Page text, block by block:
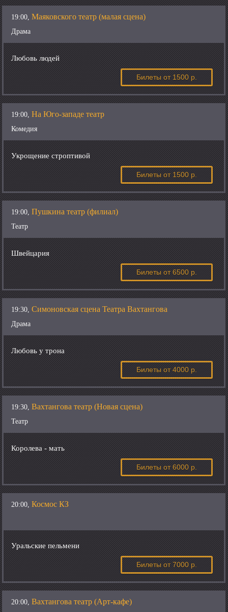
19:00,Маяковского театр (малая сцена)
Драма
Любовь людей
Билеты от 1500 р.
19:00,На Юго-западе театр
Комедия
Укрощение строптивой
Билеты от 1500 р.
19:00,Пушкина театр (филиал)
Театр
Швейцария
Билеты от 6500 р.
19:30,Симоновская сцена Театра Вахтангова
Драма
Любовь у трона
Билеты от 4000 р.
19:30,Вахтангова театр (Новая сцена)
Театр
Королева - мать
Билеты от 6000 р.
20:00,Космос КЗ
Уральские пельмени
Билеты от 7000 р.
20:00,Вахтангова театр (Арт-кафе)